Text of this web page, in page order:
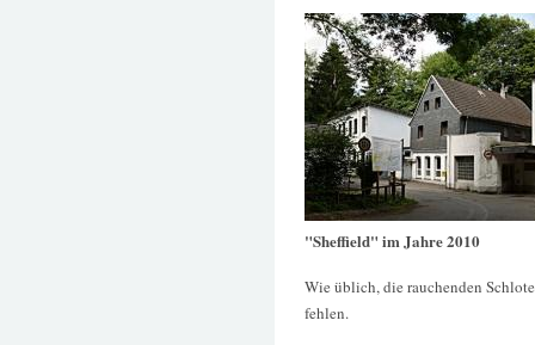
"Sheffield" im Jahre 2010
Wie üblich, die rauchenden
fehlen.